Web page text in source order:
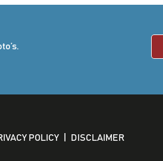
POLICY DISCLAIMER